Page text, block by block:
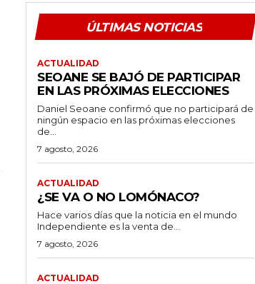
ÚLTIMAS NOTICIAS
ACTUALIDAD
SEOANE SE BAJÓ DE PARTICIPAR
EN LAS PRÓXIMAS ELECCIONES
Daniel Seoane confirmó que no participará de
ningún espacio en las próximas elecciones
de...
7 agosto, 2026
ACTUALIDAD
¿SE VA O NO LOMÓNACO?
Hace varios días que la noticia en el mundo
Independiente es la venta de...
7 agosto, 2026
ACTUALIDAD